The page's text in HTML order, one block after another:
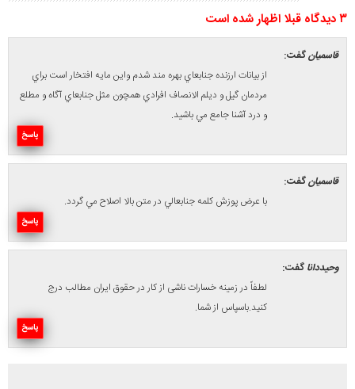
۳ ديدگاه قبلا اظهار شده است
قاسميانگفت:
از بيانات ارزنده جنابعاي بهره مند شدم واين مايه افتخار است براي
مردمان گيل و ديلم الانصاف افرادي همچون مثل جنابعاي آگاه و مطلع
و درد آشنا جامع مي باشيد.
پاسخ
قاسميانگفت:
با عرض پوزش كلمه جنابعالي در متن بالا اصلاح مي گردد.
پاسخ
وحیددانا گفت:
لطفاً در زمینه خسارات ناشی از کار در حقوق ایران مطالب درج
کنید.باسپاس از شما.
پاسخ